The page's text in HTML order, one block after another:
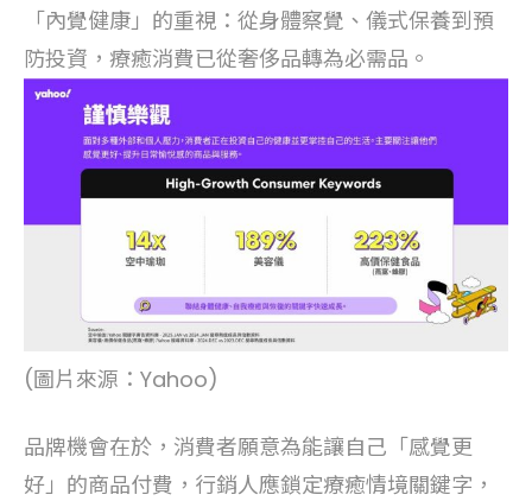
「內覺健康」的重視：從身體察覺、儀式保養到預
防投資，療癒消費已從奢侈品轉為必需品。
(圖片來源：Yahoo)
品牌機會在於，消費者願意為能讓自己「感覺更
好」的商品付費，行銷人應鎖定療癒情境關鍵字，